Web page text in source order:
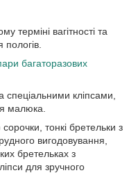
терміні вагітності та
багаторазових
спеціальними кліпсами,
малюка.
тонкі бретельки з
вигодовування,
бретельках з
для зручного